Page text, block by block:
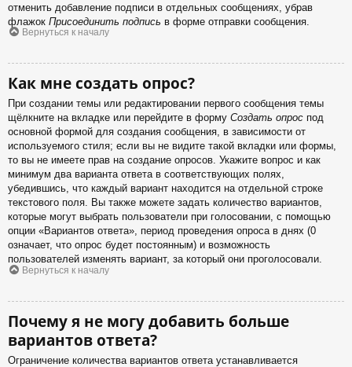
отменить добавление подписи в отдельных сообщениях, убрав
флажок Присоединить подпись в форме отправки сообщения.
Вернуться к началу
Как мне создать опрос?
При создании темы или редактировании первого сообщения темы
щёлкните на вкладке или перейдите в форму Создать опрос под
основной формой для создания сообщения, в зависимости от
используемого стиля; если вы не видите такой вкладки или формы,
то вы не имеете прав на создание опросов. Укажите вопрос и как
минимум два варианта ответа в соответствующих полях,
убедившись, что каждый вариант находится на отдельной строке
текстового поля. Вы также можете задать количество вариантов,
которые могут выбрать пользователи при голосовании, с помощью
опции «Вариантов ответа», период проведения опроса в днях (0
означает, что опрос будет постоянным) и возможность
пользователей изменять вариант, за который они проголосовали.
Вернуться к началу
Почему я не могу добавить больше
вариантов ответа?
Ограничение количества вариантов ответа устанавливается